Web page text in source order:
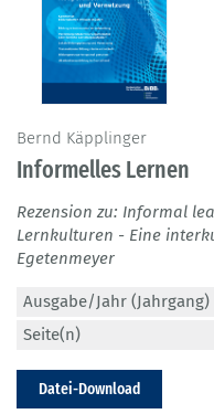
Bernd Käpplinger
Informelles Lernen
Rezension zu: Informal
Lernkulturen - Eine
Egetenmeyer
Ausgabe/Jahr (Jahrgang)
Seite(n)
Datei-Download